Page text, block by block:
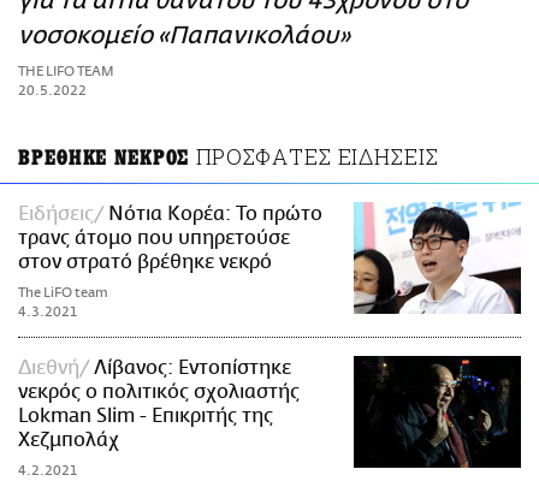
ΑΜΠΑ
PRINT
νοσοκομείο «Παπανικολάου»
THE LIFO TEAM
20.5.2022
ΒΡΕΘΗΚΕ ΝΕΚΡΟΣ ΠΡΟΣΦΑΤΕΣ ΕΙΔΗΣΕΙΣ
Ειδήσεις
Νότια Κορέα: Το πρώτο
τρανς άτομο που υπηρετούσε
στον στρατό βρέθηκε νεκρό
The LiFO team
4.3.2021
Διεθνή
Λίβανος: Εντοπίστηκε
νεκρός ο πολιτικός σχολιαστής
Lokman Slim - Επικριτής της
Χεζμπολάχ
4.2.2021